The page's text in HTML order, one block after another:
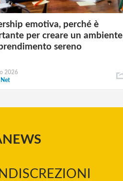
emotiva, perché è
per creare un ambiente
sereno
2026